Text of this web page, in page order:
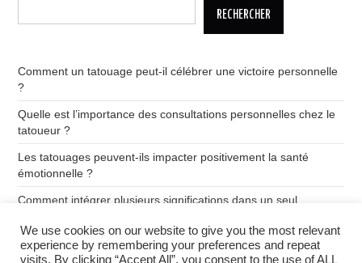
RECHERCHER
Comment un tatouage peut-il célébrer une victoire personnelle
?
Quelle est l’importance des consultations personnelles chez le
tatoueur ?
Les tatouages peuvent-ils impacter positivement la santé
émotionnelle ?
Comment intégrer plusieurs significations dans un seul
Quelle est la signification des tatouages de dragon ?
We use cookies on our website to give you the most relevant
experience by remembering your preferences and repeat
visits. By clicking “Accept All”, you consent to the use of ALL